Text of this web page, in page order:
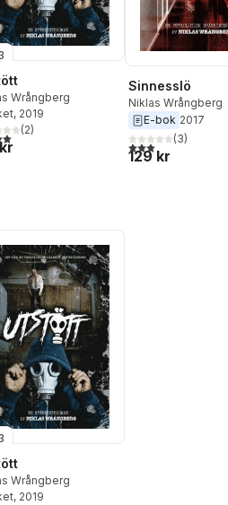
Wrångberg
, 2019
5 stjärnor. Totalt antal röster:
(2)
Sinnesslö
Niklas Wrångberg
E-bok 2017
3,0utav 5 stjärnor.
(3)
129 kr
Wrångberg
, 2019